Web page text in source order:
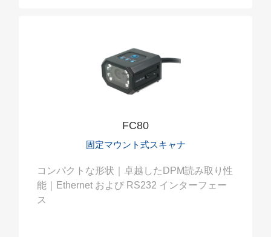
FC80
固定マウント式スキャナ
コンパクトな形状｜卓越したDPM読み取り性
能｜Ethernet および RS232 インターフェー
ス